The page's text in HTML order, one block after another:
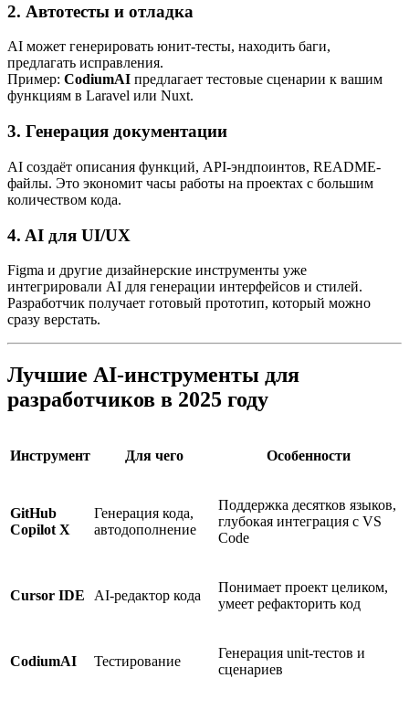
2. Автотесты и отладка
AI может генерировать юнит-тесты, находить баги,
предлагать исправления.
Пример: CodiumAI предлагает тестовые сценарии к вашим
функциям в Laravel или Nuxt.
3. Генерация документации
AI создаёт описания функций, API-эндпоинтов, README-
файлы. Это экономит часы работы на проектах с большим
количеством кода.
4. AI для UI/UX
Figma и другие дизайнерские инструменты уже
интегрировали AI для генерации интерфейсов и стилей.
Разработчик получает готовый прототип, который можно
сразу верстать.
Лучшие AI-инструменты для
разработчиков в 2025 году
Инструмент Для чего Особенности
GitHub
Copilot X
Генерация кода,
автодополнение
Поддержка десятков языков,
глубокая интеграция с VS
Code
Cursor IDE AI-редактор кода
Понимает проект целиком,
умеет рефакторить код
CodiumAI Тестирование
Генерация unit-тестов и
сценариев